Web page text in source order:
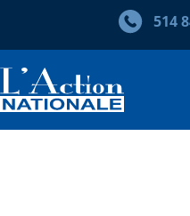
514